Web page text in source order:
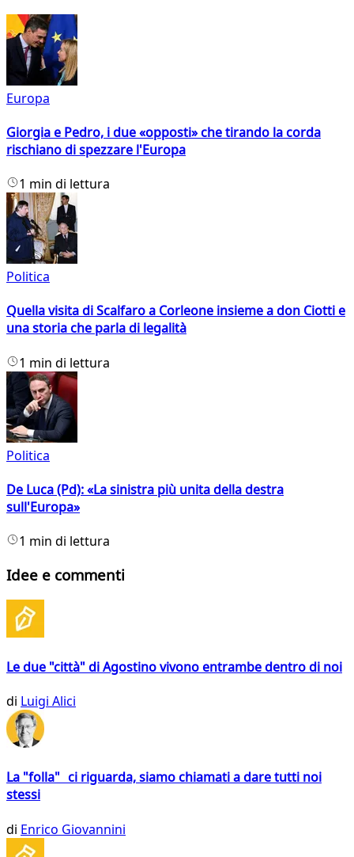
Europa
Giorgia e Pedro, i due «opposti» che tirando la corda
rischiano di spezzare l'Europa
1 min di lettura
Politica
Quella visita di Scalfaro a Corleone insieme a don Ciotti e
una storia che parla di legalità
1 min di lettura
Politica
De Luca (Pd): «La sinistra più unita della destra
sull'Europa»
1 min di lettura
Idee e commenti
Le due "città" di Agostino vivono entrambe dentro di noi
di Luigi Alici
La "folla" ci riguarda, siamo chiamati a dare tutti noi
stessi
di Enrico Giovannini